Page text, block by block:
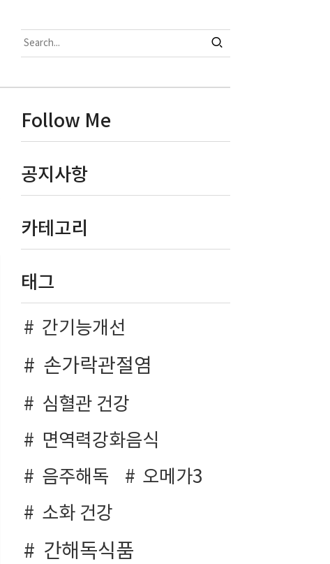
Follow Me
공지사항
카테고리
태그
간기능개선
손가락관절염
심혈관 건강
면역력강화음식
음주해독
오메가3
소화 건강
간해독식품